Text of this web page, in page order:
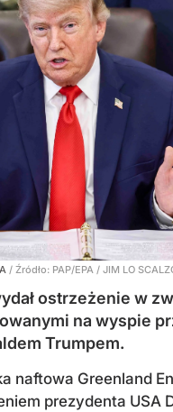
/ Źródło: PAP/EPA / JIM LO
ostrzeżenie w
na wyspie
Trumpem.
naftowa Greenland
prezydenta USA